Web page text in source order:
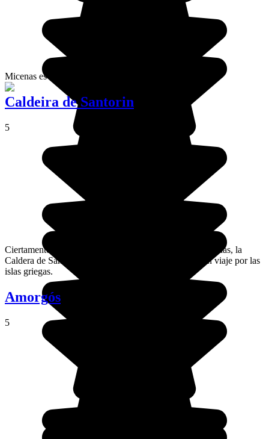
Micenas es un lugar esencial de la Grecia antigua.
Caldeira de Santorin
5
Ciertamente una de las vistas más conocidas de las Cícladas, la
Caldera de Santorini es una visita imprescindible en un viaje por las
islas griegas.
Amorgós
5